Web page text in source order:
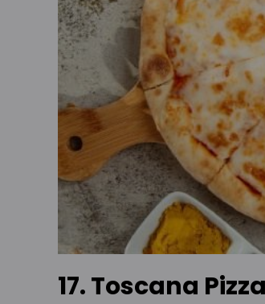
17. Toscana Pizza